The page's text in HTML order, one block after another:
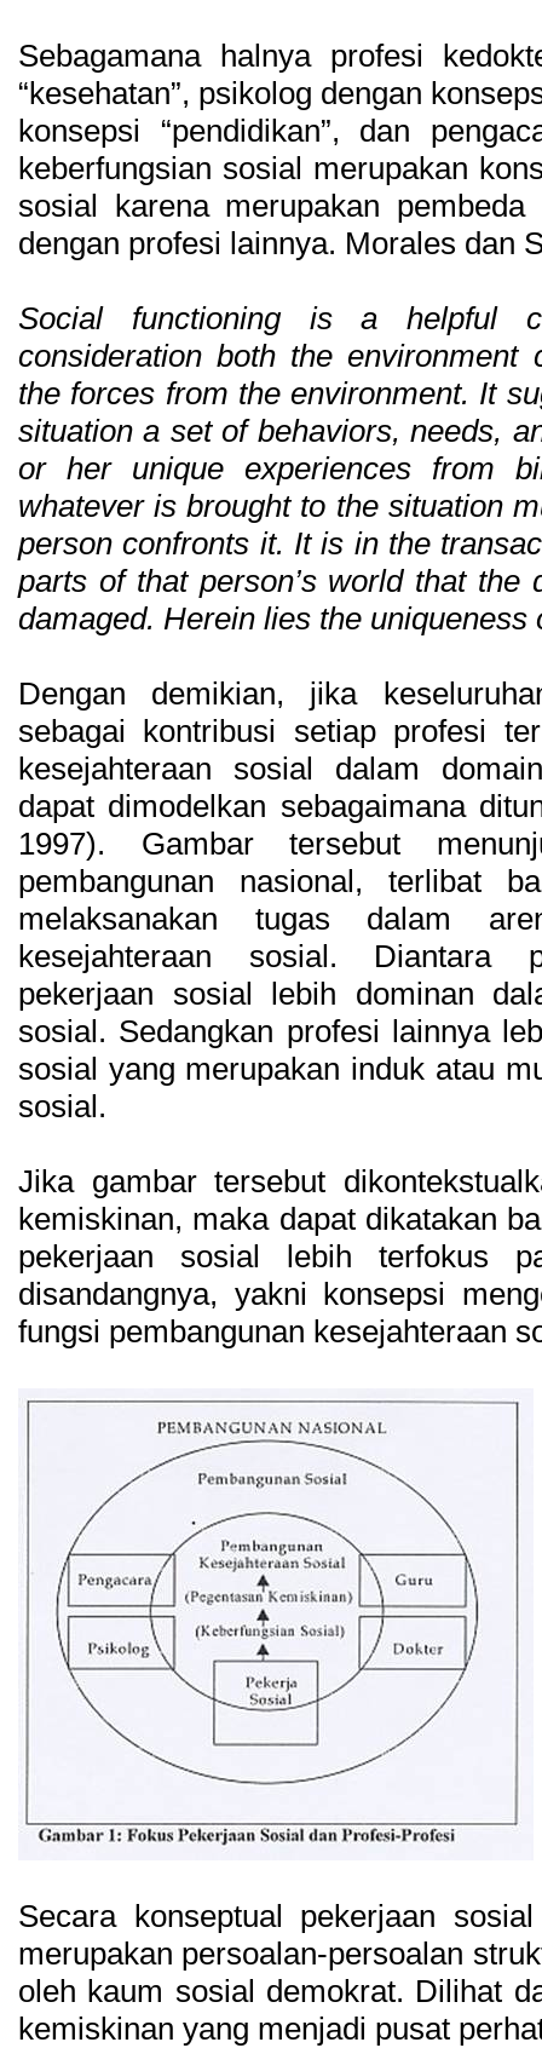
Sebagamana halnya profesi
“kesehatan”, psikolog dengan
konsepsi “pendidikan”, dan
keberfungsian sosial merupakan
sosial karena merupakan
dengan profesi lainnya. Morales dan
Social functioning is a helpful
consideration both the
the forces from the environment. It
situation a set of behaviors, needs,
or her unique experiences from
whatever is brought to the situation
person confronts it. It is in the
parts of that person’s world that
damaged. Herein lies the
Dengan demikian, jika
sebagai kontribusi setiap profesi
kesejahteraan sosial dalam
dapat dimodelkan sebagaimana
1997). Gambar tersebut
pembangunan nasional, terlibat
melaksanakan tugas dalam
kesejahteraan sosial. Diantara
pekerjaan sosial lebih dominan
sosial. Sedangkan profesi lainnya
sosial yang merupakan induk atau
sosial.
Jika gambar tersebut
kemiskinan, maka dapat dikatakan
pekerjaan sosial lebih terfokus
disandangnya, yakni konsepsi
fungsi pembangunan kesejahteraan
Secara konseptual pekerjaan
merupakan persoalan-persoalan
oleh kaum sosial demokrat. Dilihat
kemiskinan yang menjadi pusat